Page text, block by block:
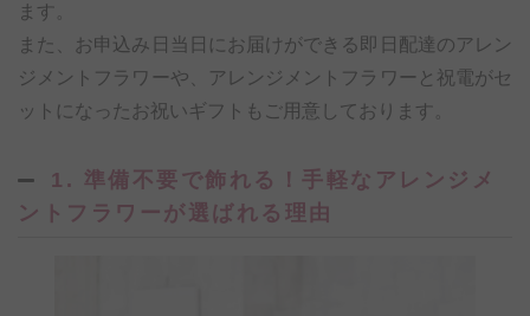
ます。
また、お申込み日当日にお届けができる即日配達のアレン
ジメントフラワーや、アレンジメントフラワーと祝電がセ
ットになったお祝いギフトもご用意しております。
1. 準備不要で飾れる！手軽なアレンジメ
ントフラワーが選ばれる理由